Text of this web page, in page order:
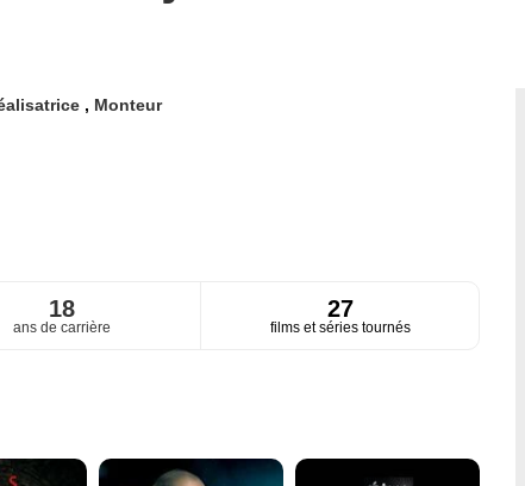
, Monteur
18
ans de carrière
27
films et séries tournés